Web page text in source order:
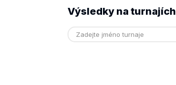
Výsledky na turnajích